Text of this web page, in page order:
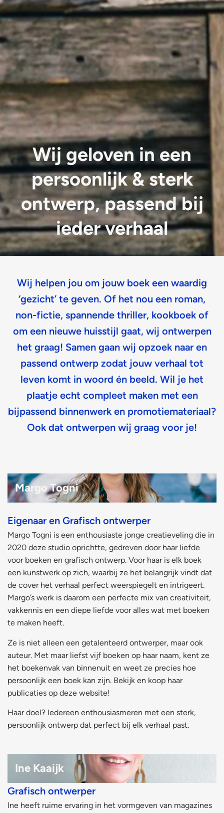
Wij geloven in een
persoonlijk & sterk
ontwerp, passend bij
ieder verhaal
Wij helpen jou om jouw boek een waardig
‘gezicht’ te geven. Of het nou een roman,
non-fictie, spannende thriller, kookboek of
om een nieuwe huisstijl gaat, wij ontwerpen
het graag! Samen gaan wij opzoek naar en
passend ontwerp zodat jouw verhaal tot
leven komt in woord én beeld. Wil je het
plaatje echt compleet maken met een
bijpassend binnenwerk en promotiemateriaal?
Ook dat ontwerpen wij graag voor je!
Margo Togni
Eigenaar en Grafisch ontwerper​
Margo Togni is een enthousiaste jonge creatieveling die in
2020 deze studio oprichtte, gedreven door haar liefde
voor boeken en grafisch ontwerp. Voor haar is elk boek
een kunstwerk op zich, waarbij ze het belangrijk vindt dat
de cover het verhaal perfect weerspiegelt en intrigeert.
Margo’s werk is daarom een perfecte mix van creativiteit,
vakkennis en een diepe liefde voor alles wat met boeken
te maken heeft.
Ze is niet alleen een getalenteerd ontwerper, maar ook
auteur. Met maar liefst vijf boeken op haar naam, kent ze
het boekenvak van binnenuit en weet ze precies hoe
persoonlijk een boek kan zijn. Bekijk en koop haar
publicaties op deze website!
Haar doel? Iedereen enthousiasmeren met een sterk,
persoonlijk ontwerp dat perfect bij elk verhaal past.
Ine Kaaijk​
Grafisch ontwerper​
Ine heeft ruime ervaring in het vormgeven van magazines